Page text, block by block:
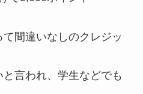
間違いなしのクレジッ
言われ、学生などでも